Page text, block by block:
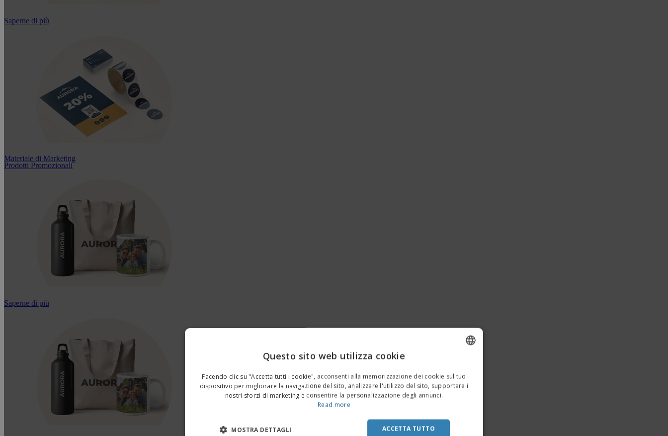
Saperne di più
Materiale di Marketing
Prodotti Promozionali
Saperne di più
ITALIAN
Questo sito web utilizza cookie
Facendo clic su "Accetta tutti i cookie", acconsenti alla memorizzazione dei cookie sul tuo
dispositivo per migliorare la navigazione del sito, analizzare l'utilizzo del sito, supportare i
nostri sforzi di marketing e consentire la personalizzazione degli annunci.
Read more
ACCETTA TUTTO
MOSTRA DETTAGLI